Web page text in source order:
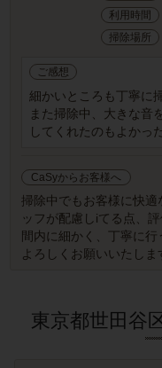
利用時間
掃除場所
ご感想
細かいところも丁寧に
また掃除中、大きな音
してくれたのもよかっ
CaSyからお客様へ
掃除中でもお客様に快適
ッフが配慮しiてる点、
間内に細かく、丁寧に
よろしくお願いいたしま
東京都世田谷